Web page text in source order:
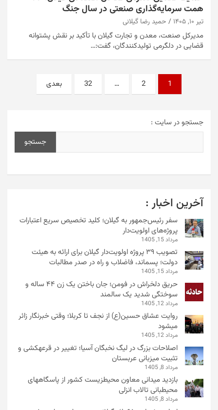
همت سرمایه‌گذاری صنعتی در سال جنگ
تیر ۱۰, ۱۴۰۵ حمید رضا گیلانی
مدیرکل صنعت، معدن و تجارت گیلان با تأکید بر نقش پشتوانه
قضایی در دلگرمی تولیدکنندگان، گفت:…
صفحه‌بندی
نوشته‌ها
1
2
…
32 بعدی
جستجو در سایت :
جستجو
آخرین اخبار :
سفر رئیس‌جمهور به گیلان؛ کلید تخصیص سریع اعتبارات
پروژه‌های اولویت‌دار
مرداد 15, 1405
تصویب ۳۹ پروژه اولویت‌دار گیلان برای ارائه به هیئت
دولت؛ پسماند، فاضلاب و راه در صدر مطالبات
مرداد 15, 1405
حریق دلخراش در فومن؛ جان باختن یک زن ۴۴ ساله و
سوختگی شدید یک سالمند
مرداد 12, 1405
روایت عشاق حسین(ع) از نجف تا کربلا؛ وقتی خبرنگار زائر
میشود
مرداد 12, 1405
اصلاحات بزرگ در لیگ نخبگان آسیا؛ تغییر در قرعهکشی و
تثبیت میزبانی عربستان
مرداد 8, 1405
بازدید میدانی معاون محیطزیست کشور از پاسگاههای
محیطبانی تالاب انزلی
مرداد 8, 1405